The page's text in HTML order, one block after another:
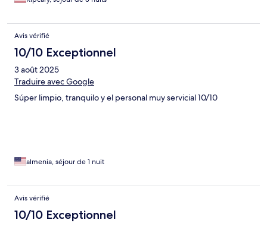
Avis vérifié
10/10 Exceptionnel
3 août 2025
Traduire avec Google
Súper limpio, tranquilo y el personal muy servicial 10/10
almenia, séjour de 1 nuit
Avis vérifié
10/10 Exceptionnel